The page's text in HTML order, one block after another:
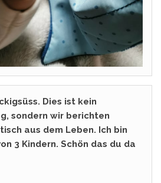
Dies ist kein
sondern wir berichten
aus dem Leben. Ich bin
3 Kindern. Schön das du da